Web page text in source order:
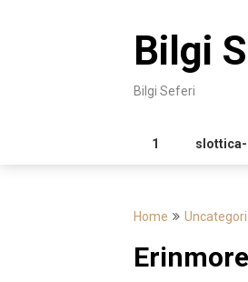
Bilgi
Bilgi Seferi
1 slottica-
Home